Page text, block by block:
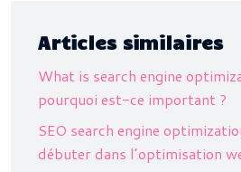
Articles similaires
What is search engine
pourquoi est-ce important ?
SEO search engine
débuter dans l’optimisation